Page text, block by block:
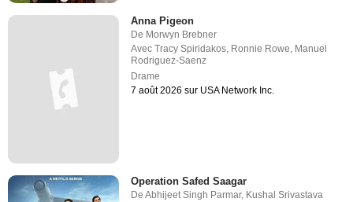
Anna Pigeon
De Morwyn Brebner
AvecTracy Spiridakos, Ronnie Rowe, Manuel
Rodriguez-Saenz
Drame
7 août 2026 sur USA Network Inc.
Operation Safed Saagar
DeAbhijeet Singh Parmar, Kushal Srivastava